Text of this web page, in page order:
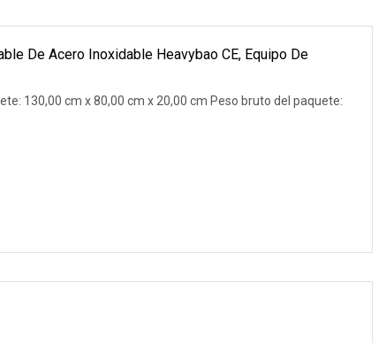
De Acero Inoxidable Heavybao CE, Equipo De
130,00 cm x 80,00 cm x 20,00 cm Peso bruto del paquete: